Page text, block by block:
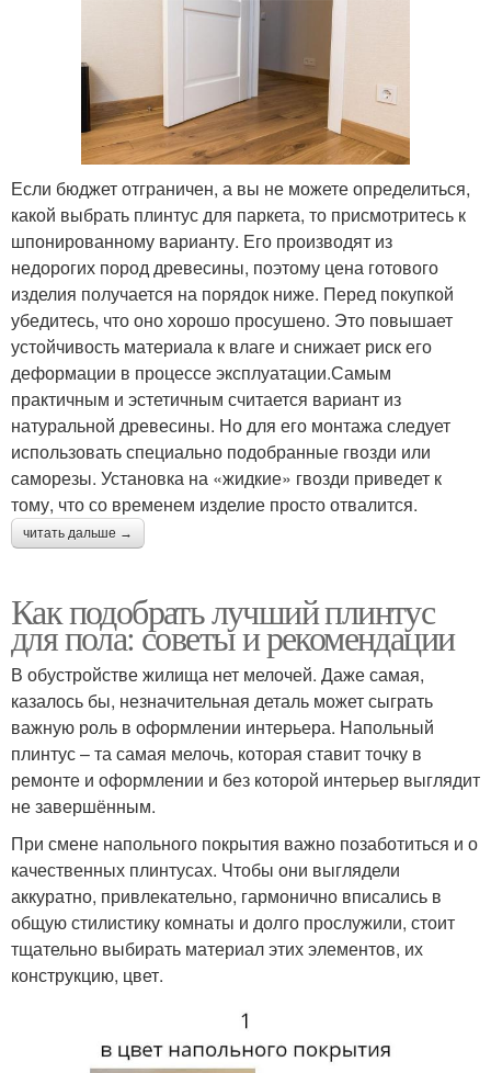
Если бюджет отграничен, а вы не можете определиться,
какой выбрать плинтус для паркета, то присмотритесь к
шпонированному варианту. Его производят из
недорогих пород древесины, поэтому цена готового
изделия получается на порядок ниже. Перед покупкой
убедитесь, что оно хорошо просушено. Это повышает
устойчивость материала к влаге и снижает риск его
деформации в процессе эксплуатации.Самым
практичным и эстетичным считается вариант из
натуральной древесины. Но для его монтажа следует
использовать специально подобранные гвозди или
саморезы. Установка на «жидкие» гвозди приведет к
тому, что со временем изделие просто отвалится.
читать дальше →
Как подобрать лучший плинтус
для пола: советы и рекомендации
В обустройстве жилища нет мелочей. Даже самая,
казалось бы, незначительная деталь может сыграть
важную роль в оформлении интерьера. Напольный
плинтус – та самая мелочь, которая ставит точку в
ремонте и оформлении и без которой интерьер выглядит
не завершённым.
При смене напольного покрытия важно позаботиться и о
качественных плинтусах. Чтобы они выглядели
аккуратно, привлекательно, гармонично вписались в
общую стилистику комнаты и долго прослужили, стоит
тщательно выбирать материал этих элементов, их
конструкцию, цвет.